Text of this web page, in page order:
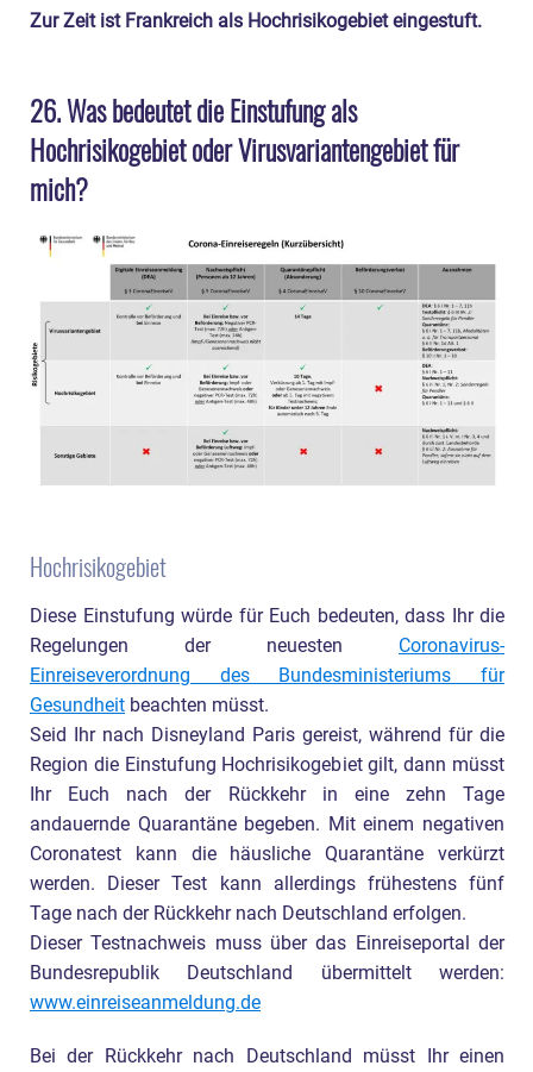
Zur Zeit ist Frankreich als Hochrisikogebiet eingestuft.
26. Was bedeutet die Einstufung als
Hochrisikogebiet oder Virusvariantengebiet für
mich?
Hochrisikogebiet
Diese Einstufung würde für Euch bedeuten, dass Ihr die
Regelungen der neuesten Coronavirus-
Einreiseverordnung des Bundesministeriums für
Gesundheit beachten müsst.
Seid Ihr nach Disneyland Paris gereist, während für die
Region die Einstufung Hochrisikogebiet gilt, dann müsst
Ihr Euch nach der Rückkehr in eine zehn Tage
andauernde Quarantäne begeben. Mit einem negativen
Coronatest kann die häusliche Quarantäne verkürzt
werden. Dieser Test kann allerdings frühestens fünf
Tage nach der Rückkehr nach Deutschland erfolgen.
Dieser Testnachweis muss über das Einreiseportal der
Bundesrepublik Deutschland übermittelt werden:
www.einreiseanmeldung.de
Bei der Rückkehr nach Deutschland müsst Ihr einen